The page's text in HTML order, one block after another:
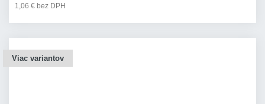
1,06 € bez DPH
Viac variantov